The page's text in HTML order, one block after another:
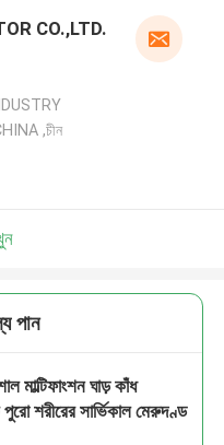
CO.,LTD.
,চীন
পান
মাল্টিফাংশন ঘাড় কাঁধ
পুরো শরীরের সার্ভিকাল মেরুদণ্ড